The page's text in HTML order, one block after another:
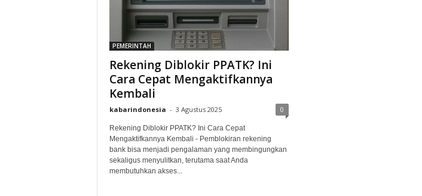
PEMERINTAH
Rekening Diblokir PPATK? Ini
Cara Cepat Mengaktifkannya
Kembali
kabarindonesia - 3 Agustus 2025 0
Rekening Diblokir PPATK? Ini Cara Cepat
Mengaktifkannya Kembali - Pemblokiran rekening
bank bisa menjadi pengalaman yang membingungkan
sekaligus menyulitkan, terutama saat Anda
membutuhkan akses...